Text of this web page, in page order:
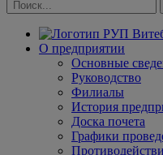
О предприятии
Основные
Руководство
Филиалы
История
Доска почета
Графики